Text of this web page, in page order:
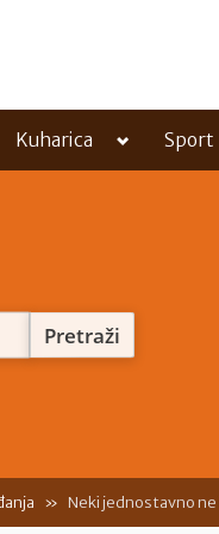
Kuharica Toggle
menu
Sport
Neki jednostavno ne